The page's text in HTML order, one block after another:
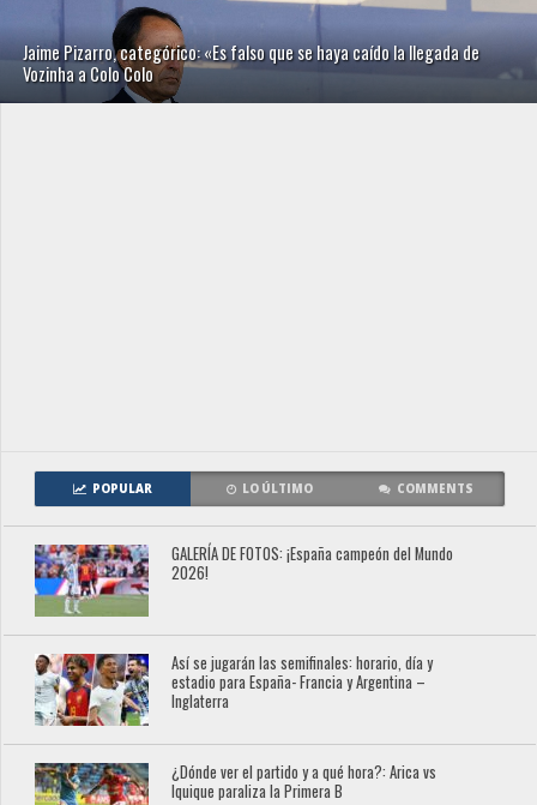
Jaime Pizarro, categórico: «Es falso que se haya caído la llegada de
Vozinha a Colo Colo
POPULAR LO ÚLTIMO COMMENTS
GALERÍA DE FOTOS: ¡España campeón del Mundo
2026!
Así se jugarán las semifinales: horario, día y
estadio para España- Francia y Argentina –
Inglaterra
¿Dónde ver el partido y a qué hora?: Arica vs
Iquique paraliza la Primera B